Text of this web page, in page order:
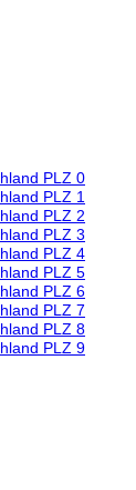
PLZ 0
PLZ 1
PLZ 2
PLZ 3
PLZ 4
PLZ 5
PLZ 6
PLZ 7
PLZ 8
PLZ 9